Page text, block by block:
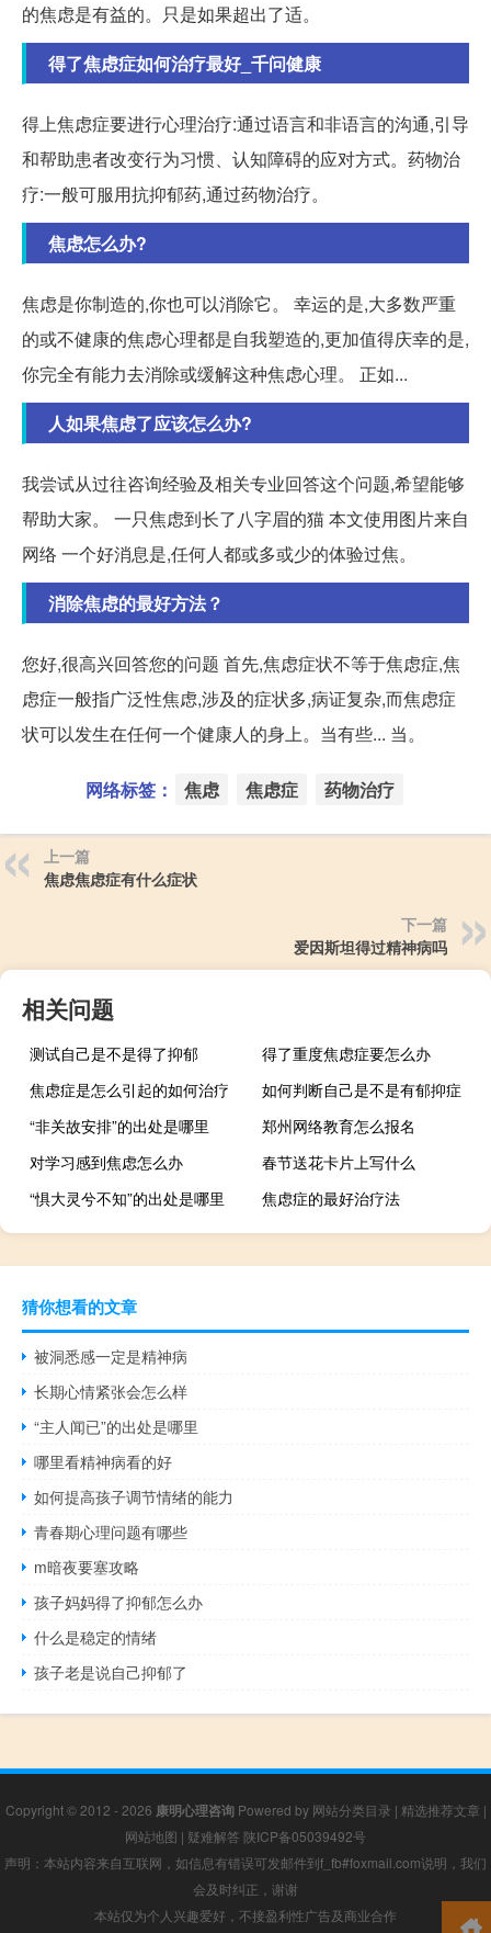
的焦虑是有益的。只是如果超出了适。
得了焦虑症如何治疗最好_千问健康
得上焦虑症要进行心理治疗:通过语言和非语言的沟通,引导
和帮助患者改变行为习惯、认知障碍的应对方式。药物治
疗:一般可服用抗抑郁药,通过药物治疗。
焦虑怎么办?
焦虑是你制造的,你也可以消除它。 幸运的是,大多数严重
的或不健康的焦虑心理都是自我塑造的,更加值得庆幸的是,
你完全有能力去消除或缓解这种焦虑心理。 正如...
人如果焦虑了应该怎么办?
我尝试从过往咨询经验及相关专业回答这个问题,希望能够
帮助大家。 一只焦虑到长了八字眉的猫 本文使用图片来自
网络 一个好消息是,任何人都或多或少的体验过焦。
消除焦虑的最好方法？
您好,很高兴回答您的问题 首先,焦虑症状不等于焦虑症,焦
虑症一般指广泛性焦虑,涉及的症状多,病证复杂,而焦虑症
状可以发生在任何一个健康人的身上。当有些... 当。
网络标签： 焦虑 焦虑症 药物治疗
上一篇
焦虑焦虑症有什么症状
下一篇
爱因斯坦得过精神病吗
相关问题
测试自己是不是得了抑郁
得了重度焦虑症要怎么办
焦虑症是怎么引起的如何治疗
如何判断自己是不是有郁抑症
“非关故安排”的出处是哪里
郑州网络教育怎么报名
对学习感到焦虑怎么办
春节送花卡片上写什么
“惧大灵兮不知”的出处是哪里
焦虑症的最好治疗法
猜你想看的文章
被洞悉感一定是精神病
长期心情紧张会怎么样
“主人闻已”的出处是哪里
哪里看精神病看的好
如何提高孩子调节情绪的能力
青春期心理问题有哪些
m暗夜要塞攻略
孩子妈妈得了抑郁怎么办
什么是稳定的情绪
孩子老是说自己抑郁了
Copyright © 2012 - 2026 康明心理咨询Powered by 网站分类目录 | 精选推荐文章 |
网站地图 | 疑难解答 陕ICP备05039492号
声明：本站内容来自互联网，如信息有错误可发邮件到f_fb#foxmail.com说明，我们
会及时纠正，谢谢
本站仅为个人兴趣爱好，不接盈利性广告及商业合作